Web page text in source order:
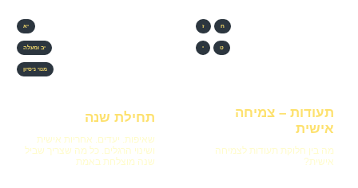
ח ז
ט י
תעודות – צמיחה
אישית
מה בין חלוקת תעודות לצמיחה
אישית?
יא
יב ומעלה
מנוי ניסיון
תחילת שנה
שאיפות. יעדים. אחריות אישית
ושינוי הרגלים. כל מה שצריך שביל
שנה מוצלחת באמת